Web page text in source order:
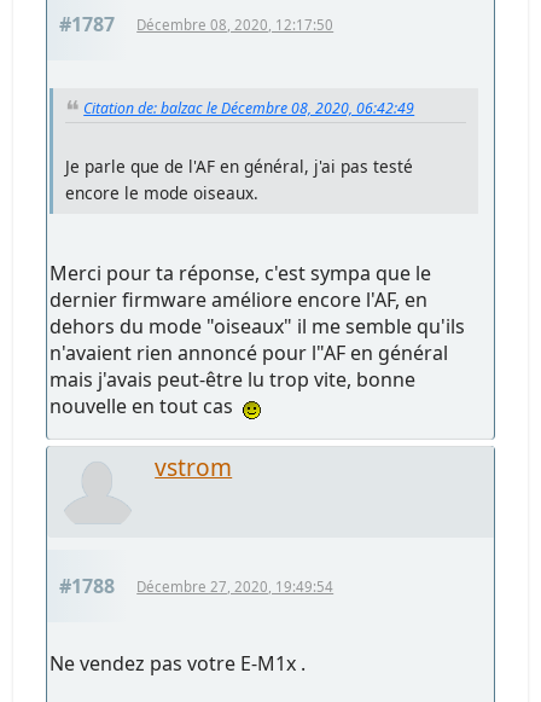
#1787 Décembre 08, 2020, 12:17:50
Citation de: balzac le Décembre 08, 2020, 06:42:49
Je parle que de l'AF en général, j'ai pas testé
encore le mode oiseaux.
Merci pour ta réponse, c'est sympa que le
dernier firmware améliore encore l'AF, en
dehors du mode "oiseaux" il me semble qu'ils
n'avaient rien annoncé pour l"AF en général
mais j'avais peut-être lu trop vite, bonne
nouvelle en tout cas
vstrom
#1788 Décembre 27, 2020, 19:49:54
Ne vendez pas votre E-M1x .